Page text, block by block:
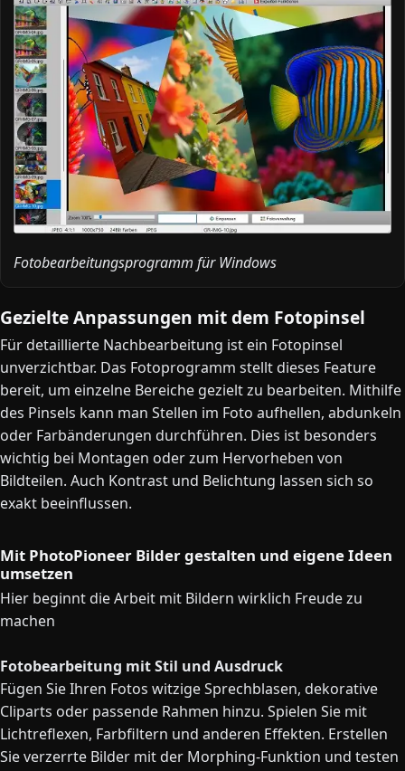
Fotobearbeitungsprogramm für Windows
Gezielte Anpassungen mit dem Fotopinsel
Für detaillierte Nachbearbeitung ist ein Fotopinsel
unverzichtbar. Das Fotoprogramm stellt dieses Feature
bereit, um einzelne Bereiche gezielt zu bearbeiten. Mithilfe
des Pinsels kann man Stellen im Foto aufhellen, abdunkeln
oder Farbänderungen durchführen. Dies ist besonders
wichtig bei Montagen oder zum Hervorheben von
Bildteilen. Auch Kontrast und Belichtung lassen sich so
exakt beeinflussen.
Mit PhotoPioneer Bilder gestalten und eigene Ideen
umsetzen
Hier beginnt die Arbeit mit Bildern wirklich Freude zu
machen
Fotobearbeitung mit Stil und Ausdruck
Fügen Sie Ihren Fotos witzige Sprechblasen, dekorative
Cliparts oder passende Rahmen hinzu. Spielen Sie mit
Lichtreflexen, Farbfiltern und anderen Effekten. Erstellen
Sie verzerrte Bilder mit der Morphing-Funktion und testen